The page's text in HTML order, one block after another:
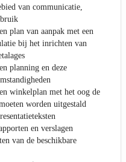
van communicatie,
plan van aanpak met een
bij het inrichten van
planning en deze
winkelplan met het oog de
worden uitgestald
en verslagen
van de beschikbare